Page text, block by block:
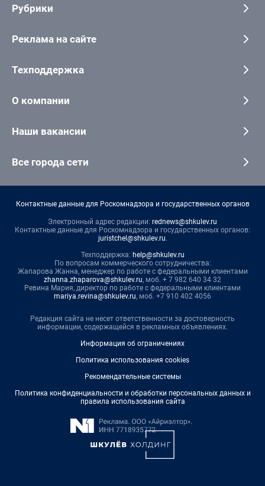
Рубрики
Реклама на сайте
Техподдержка
О компании
Наши вакансии
Все города сети
Контактные данные для Роскомнадзора и государственных органов
Электронный адрес редакции: rednews@shkulev.ru
Контактные данные для Роскомнадзора и государственных органов:
juristchel@shkulev.ru.
Техподдержка: help@shkulev.ru
По вопросам коммерческого сотрудничества:
Жапарова Жанна, менеджер по работе с федеральными клиентами
zhanna.zhaparova@shkulev.ru, моб. + 7 982 640 34 32
Ревина Мария, директор по работе с федеральными клиентами
mariya.revina@shkulev.ru, моб. +7 910 402 4056
Редакция сайта не несет ответственности за достоверность
информации, содержащейся в рекламных объявлениях.
Информация об ограничениях
Политика использования cookies
Рекомендательные системы
Политика конфиденциальности и обработки персональных данных и
правила использования сайта